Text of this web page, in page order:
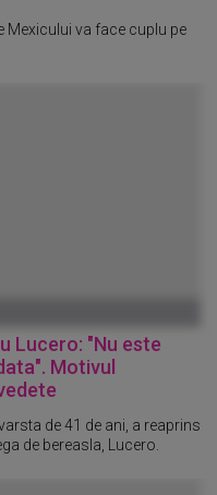
Mexicului va face cuplu pe
Lucero: "Nu este
Motivul
de 41 de ani, a reaprins
de bereasla, Lucero.